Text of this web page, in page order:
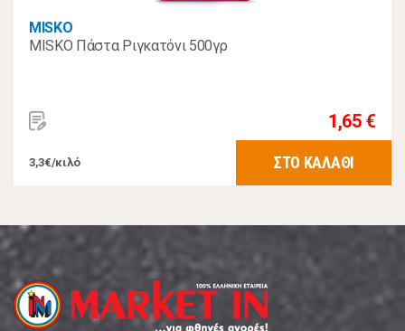
MISKO
MISKO Πάστα Ριγκατόνι 500γρ
1,65 €
3,3€/κιλό ΣΤΟ ΚΑΛΑΘΙ